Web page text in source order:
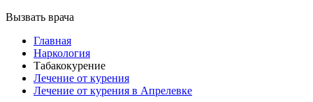
Вызвать врача
Главная
Наркология
Табакокурение
Лечение от курения
Лечение от курения в Апрелевке